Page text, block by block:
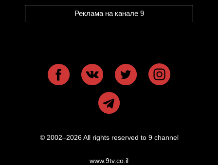
Реклама на канале 9
© 2002–2026 All rights reserved to 9 channel
www.9tv.co.il